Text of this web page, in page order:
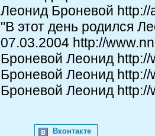
Леонид Броневой http://
"В этот день родился
07.03.2004 http://
Броневой Леонид http://
Броневой Леонид http://
Броневой Леонид
Вконтакте